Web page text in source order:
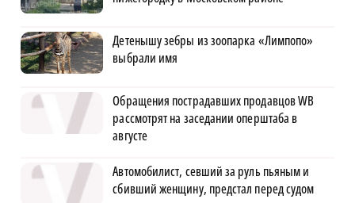
Детенышу зебры из зоопарка «Лимпопо»
выбрали имя
Обращения пострадавших продавцов WB
рассмотрят на заседании оперштаба в
августе
Автомобилист, севший за руль пьяным и
сбивший женщину, предстал перед судом